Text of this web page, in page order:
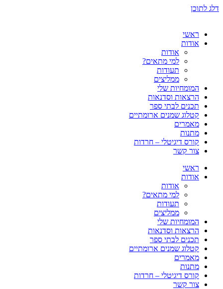
דלג לתוכן
ראשי
אודות
אודות
למי מתאים?
תעודות
ממליצים
המומחיות שלי
הרצאות וסדנאות
תכנים לבתי ספר
קטלוג שמנים ארומתיים
מאמרים
מתנות
קורס דיגיטלי – חרדות
צור קשר
ראשי
אודות
אודות
למי מתאים?
תעודות
ממליצים
המומחיות שלי
הרצאות וסדנאות
תכנים לבתי ספר
קטלוג שמנים ארומתיים
מאמרים
מתנות
קורס דיגיטלי – חרדות
צור קשר